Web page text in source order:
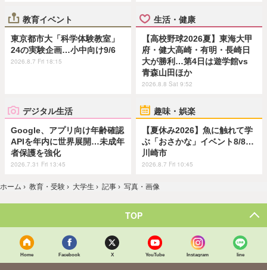
教育イベント
東京都市大「科学体験教室」
24の実験企画…小中向け9/6
2026.8.7 Fri 18:15
生活・健康
【高校野球2026夏】東海大甲
府・健大高崎・有明・長崎日
大が勝利…第4日は遊学館vs
青森山田ほか
2026.8.8 Sat 9:52
デジタル生活
Google、アプリ向け年齢確認
APIを年内に世界展開…未成年
者保護を強化
2026.7.31 Fri 13:45
趣味・娯楽
【夏休み2026】魚に触れて学
ぶ「おさかな」イベント8/8…
川崎市
2026.8.7 Fri 10:45
ホーム › 教育・受験 › 大学生 › 記事 › 写真・画像
TOP
Home Facebook X YouTube Instagram line